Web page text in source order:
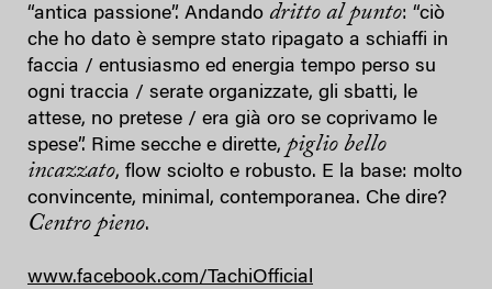
“antica passione”. Andando dritto al punto: “ciò
che ho dato è sempre stato ripagato a schiaffi in
faccia / entusiasmo ed energia tempo perso su
ogni traccia / serate organizzate, gli sbatti, le
attese, no pretese / era già oro se coprivamo le
spese”. Rime secche e dirette, piglio bello
incazzato, flow sciolto e robusto. E la base: molto
convincente, minimal, contemporanea. Che dire?
Centro pieno.
www.facebook.com/TachiOfficial